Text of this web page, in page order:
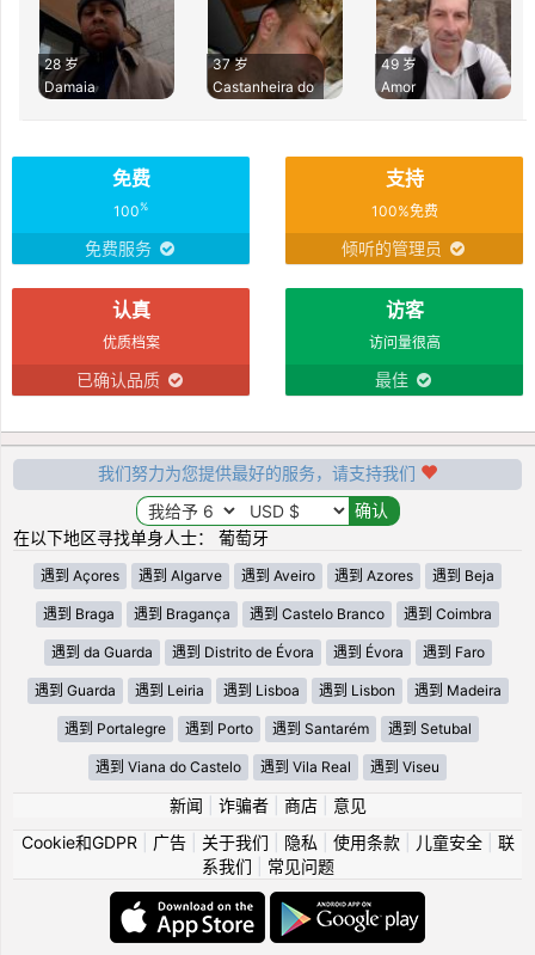
28 岁
Damaia
37 岁
Castanheira do
49 岁
Amor
免费
100%
免费服务
支持
100%免费
倾听的管理员
认真
优质档案
已确认品质
访客
访问量很高
最佳
我们努力为您提供最好的服务，请支持我们
在以下地区寻找单身人士： 葡萄牙
遇到 Açores 遇到 Algarve 遇到 Aveiro 遇到 Azores 遇到 Beja
遇到 Braga 遇到 Bragança 遇到 Castelo Branco 遇到 Coimbra
遇到 da Guarda 遇到 Distrito de Évora 遇到 Évora 遇到 Faro
遇到 Guarda 遇到 Leiria 遇到 Lisboa 遇到 Lisbon 遇到 Madeira
遇到 Portalegre 遇到 Porto 遇到 Santarém 遇到 Setubal
遇到 Viana do Castelo 遇到 Vila Real 遇到 Viseu
新闻 诈骗者| 商店| 意见
Cookie和GDPR
广告| 关于我们 隐私 使用条款| 儿童安全| 联
系我们
常见问题